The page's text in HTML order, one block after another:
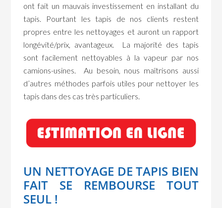
ont fait un mauvais investissement en installant du
tapis. Pourtant les tapis de nos clients restent
propres entre les nettoyages et auront un rapport
longévité/prix, avantageux. La majorité des tapis
sont facilement nettoyables à la vapeur par nos
camions-usines. Au besoin, nous maîtrisons aussi
d’autres méthodes parfois utiles pour nettoyer les
tapis dans des cas très particuliers.
UN NETTOYAGE DE TAPIS BIEN
FAIT SE REMBOURSE TOUT
SEUL !